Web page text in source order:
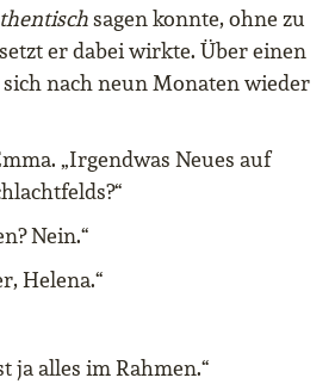
sagen konnte, ohne zu
er dabei wirkte. Über einen
nach neun Monaten wieder
„Irgendwas Neues auf
Nein.“
Helena.“
ja alles im Rahmen.“